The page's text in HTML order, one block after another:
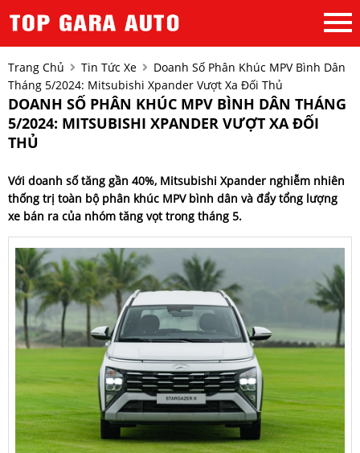
Trang Chủ Tin Tức Xe
Doanh Số Phân Khúc MPV Bình Dân
Tháng 5/2024: Mitsubishi Xpander Vượt Xa Đối Thủ
DOANH SỐ PHÂN KHÚC MPV BÌNH DÂN THÁNG
5/2024: MITSUBISHI XPANDER VƯỢT XA ĐỐI
THỦ
Với doanh số tăng gần 40%, Mitsubishi Xpander nghiễm nhiên
thống trị toàn bộ phân khúc MPV bình dân và đẩy tổng lượng
xe bán ra của nhóm tăng vọt trong tháng 5.